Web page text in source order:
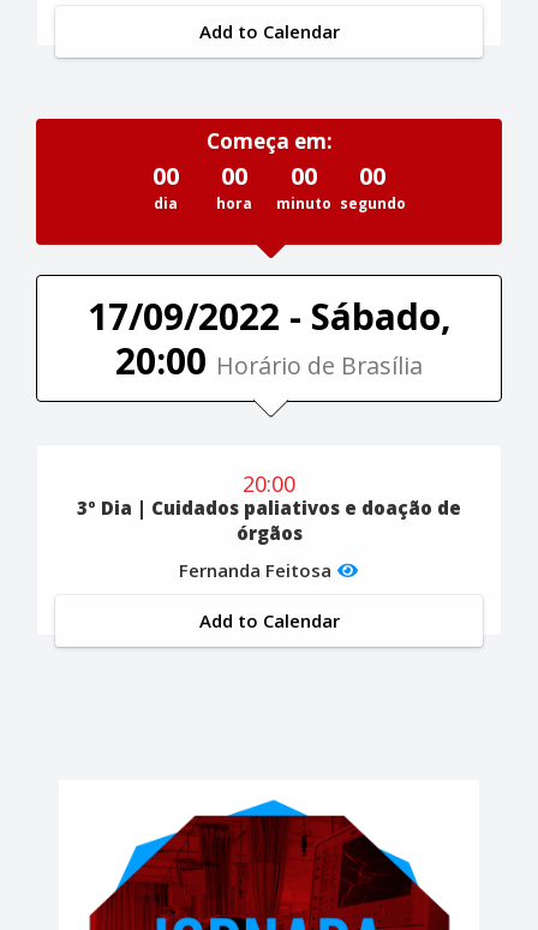
Add to Calendar
Começa em:
00
dia
00
hora
00
minuto
00
segundo
17/09/2022 - Sábado,
20:00 Horário de Brasília
20:00
3º Dia | Cuidados paliativos e doação de
órgãos
Fernanda Feitosa
Add to Calendar